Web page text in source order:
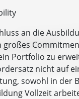
an die
großes
Portfolio zu
nicht auf
sowohl in der
Vollzeit